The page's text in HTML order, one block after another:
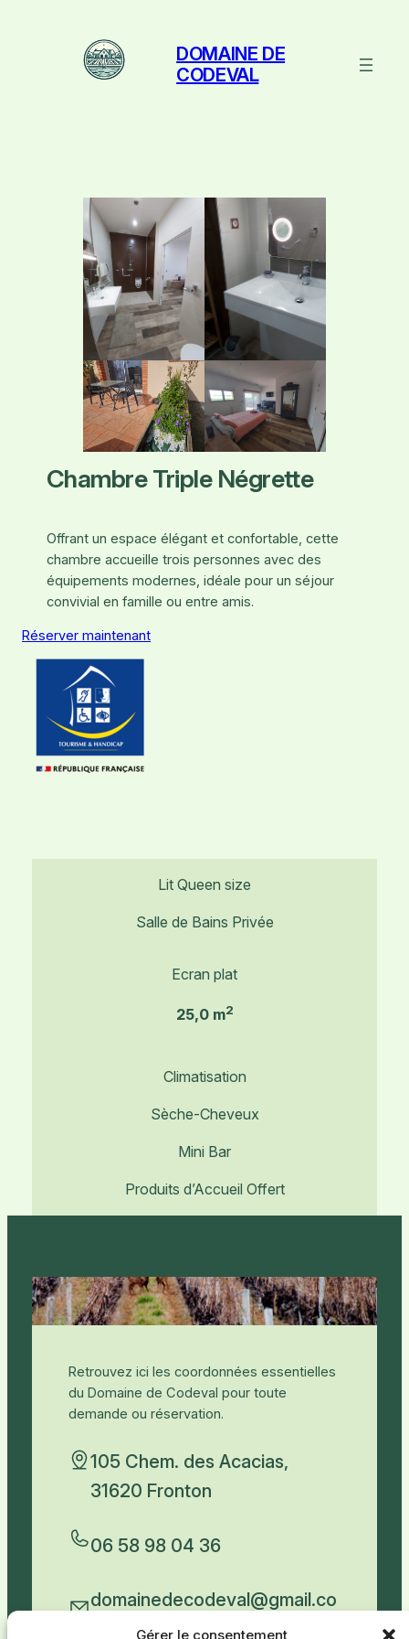
Gérer le consentement
DOMAINE DE
CODEVAL
Chambre Triple Négrette
Offrant un espace élégant et confortable, cette
chambre accueille trois personnes avec des
équipements modernes, idéale pour un séjour
convivial en famille ou entre amis.
Réserver maintenant
Lit Queen size
Salle de Bains Privée
Ecran plat
25,0 m2
Climatisation
Sèche-Cheveux
Mini Bar
Produits d’Accueil Offert
Retrouvez ici les coordonnées essentielles
du Domaine de Codeval pour toute
demande ou réservation.
105 Chem. des Acacias,
31620 Fronton
06 58 98 04 36
domainedecodeval@gmail.co